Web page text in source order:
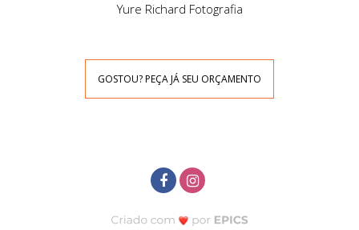
Yure Richard Fotografia
GOSTOU? PEÇA JÁ SEU ORÇAMENTO